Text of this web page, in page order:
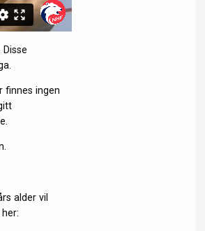
finnes ingen
alder vil